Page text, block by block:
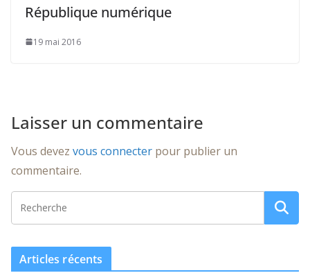
République numérique
19 mai 2016
Laisser un commentaire
Vous devez vous connecter pour publier un
commentaire.
Articles récents